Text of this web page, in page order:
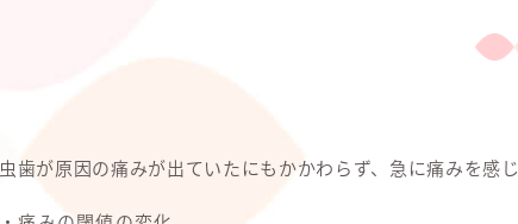
虫歯が原因の痛みが出ていたにもかかわらず、急に痛みを感